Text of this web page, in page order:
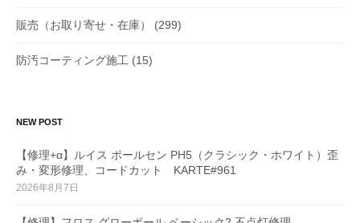
販売（お取り寄せ・在庫） (299)
防汚コーティング施工 (15)
NEW POST
【修理+α】ルイス ポールセン PH5（クラシック・ホワイト）歪
み・変形修理、コードカット KARTE#961
2026年8月7日